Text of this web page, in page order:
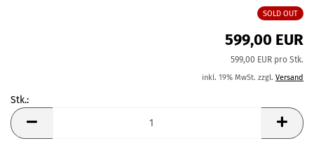
SOLD OUT
599,00 EUR
599,00 EUR pro Stk.
inkl. 19% MwSt. zzgl. Versand
Stk.:
Stk.